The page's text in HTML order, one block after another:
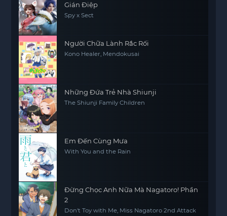
Gián Điệp
Spy x Sect
Người Chữa Lành Rắc Rối
Kono Healer, Mendokusai
Những Đứa Trẻ Nhà Shiunji
The Shiunji Family Children
Em Đến Cùng Mưa
With You and the Rain
Đừng Chọc Anh Nữa Mà Nagatoro! Phần
2
Don't Toy with Me, Miss Nagatoro 2nd Attack